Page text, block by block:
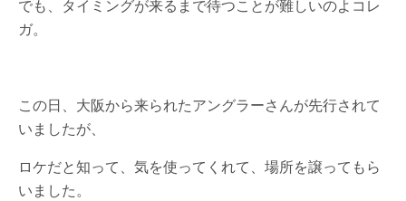
でも、タイミングが来るまで待つことが難しいのよコレ
ガ。
この日、大阪から来られたアングラーさんが先行されて
いましたが、
ロケだと知って、気を使ってくれて、場所を譲ってもら
いました。